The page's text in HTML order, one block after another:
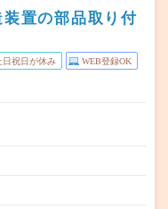
装置の部品取り付
日祝日が休み WEB登録OK